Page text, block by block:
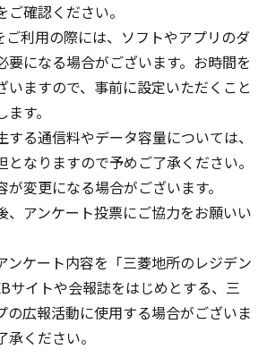
確認ください。
利用の際には、ソフトやアプリのダ
要になる場合がございます。お時間を
いますので、事前に設定いただくこと
す。
する通信料やデータ容量については、
となりますので予めご了承ください。
が変更になる場合がございます。
、アンケート投票にご協力をお願いい
ンケート内容を「三菱地所のレジデン
サイトや会報誌をはじめとする、三
の広報活動に使用する場合がございま
ください。